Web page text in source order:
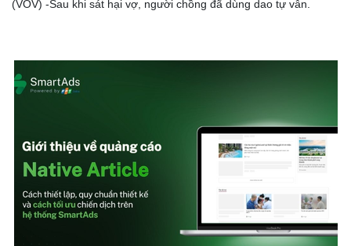
(VOV) -Sau khi sát hại vợ, người chồng đã dùng dao tự vẫn.